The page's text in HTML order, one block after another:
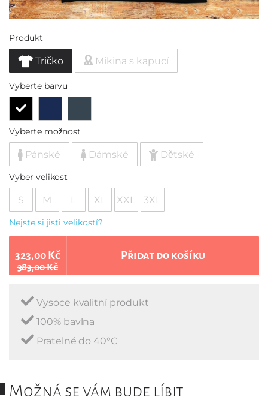
Produkt
Tričko Mikina s kapucí
Vyberte barvu
Vyberte možnost
Pánské Dámské Dětské
Vyber velikost
S M L XL XXL 3XL
Nejste si jisti velikostí?
323,00 Kč
383,00 Kč
Přidat do košíku
Vysoce kvalitní produkt
100% bavlna
Pratelné do 40°C
Možná se vám bude líbit